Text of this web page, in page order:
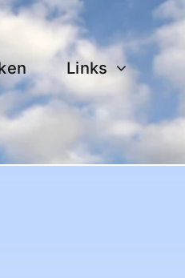
Links